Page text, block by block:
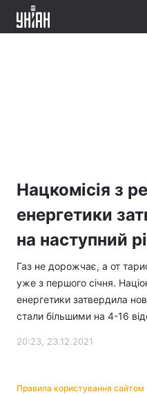
Нацкомісія з
енергетики
на наступний
Газ не дорожчає, а от
уже з першого січня.
енергетики затвердила
стали більшими на 4-16
20:23, 23.12.2021
Правила користування сайтом